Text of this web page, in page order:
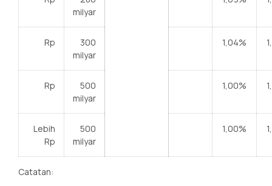
milyar
Rp
300
milyar
1,04%
Rp
500
milyar
1,00%
Lebih
Rp
500
milyar
1,00%
Catatan: